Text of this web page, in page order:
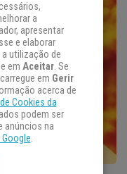
a
apresentar
e elaborar
utilização de
em Aceitar. Se
em Gerir
acerca de
Cookies da
podem ser
anúncios na
.